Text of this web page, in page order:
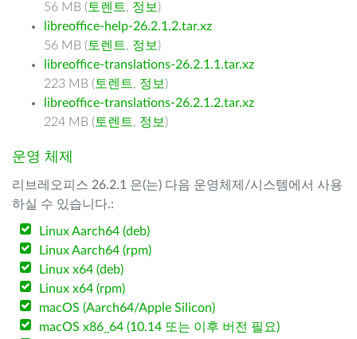
56 MB ( 토렌트, 정보 )
libreoffice-help-26.2.1.2.tar.xz
56 MB ( 토렌트, 정보 )
libreoffice-translations-26.2.1.1.tar.xz
223 MB ( 토렌트, 정보 )
libreoffice-translations-26.2.1.2.tar.xz
224 MB ( 토렌트, 정보 )
운영 체제
리브레오피스 26.2.1 은(는) 다음 운영체제/시스템에서 사용
하실 수 있습니다.:
Linux Aarch64 (deb)
Linux Aarch64 (rpm)
Linux x64 (deb)
Linux x64 (rpm)
macOS (Aarch64/Apple Silicon)
macOS x86_64 (10.14 또는 이후 버전 필요)